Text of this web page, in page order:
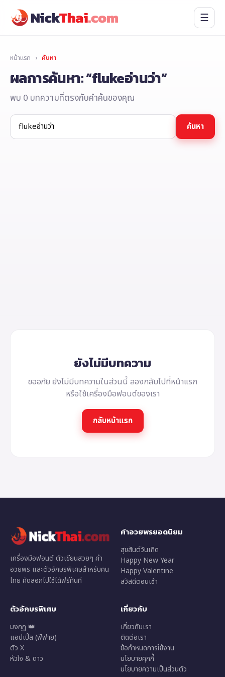
☰
หน้าแรก › ค้นหา
ผลการค้นหา: “flukeอ่านว่า”
พบ 0 บทความที่ตรงกับคำค้นของคุณ
ค้นหา:
ค้นหา
ยังไม่มีบทความ
ขออภัย ยังไม่มีบทความในส่วนนี้ ลองกลับไปที่หน้าแรก
หรือใช้เครื่องมือฟอนต์ของเรา
กลับหน้าแรก
เครื่องมือฟอนต์ ตัวเขียนสวยๆ คำ
อวยพร และตัวอักษรพิเศษสำหรับคน
ไทย คัดลอกไปใช้ได้ฟรีทันที
คำอวยพรยอดนิยม
สุขสันต์วันเกิด
Happy New Year
Happy Valentine
สวัสดีตอนเช้า
ตัวอักษรพิเศษ
มงกุฎ 👑
แอปเปิ้ล (ฟีฟาย)
ตัว X
หัวใจ & ดาว
เกี่ยวกับ
เกี่ยวกับเรา
ติดต่อเรา
ข้อกำหนดการใช้งาน
นโยบายคุกกี้
นโยบายความเป็นส่วนตัว